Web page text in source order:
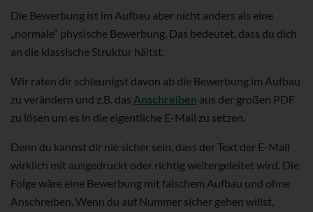
Die Bewerbung ist im Aufbau aber nicht anders als eine
„normale“ physische Bewerbung. Das bedeutet, dass du dich
an die klassische Struktur hältst.
Wir raten dir schleunigst davon ab die Bewerbung im Aufbau
zu verändern und z.B. das Anschreiben aus der großen PDF
zu lösen um es in die eigentliche E-Mail zu setzen.
Denn du kannst dir nie sicher sein, dass der Text der E-Mail
wirklich mit ausgedruckt oder richtig weitergeleitet wird. Die
Folge wäre eine Bewerbung mit falschem Aufbau und ohne
Anschreiben. Wenn du auf Nummer sicher gehen willst,